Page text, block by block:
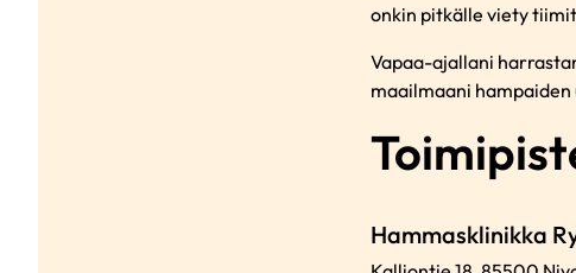
onkin pitkälle viety
Vapaa-ajallani
maailmaani
Hammasklinikka